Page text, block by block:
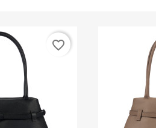
favorite_border